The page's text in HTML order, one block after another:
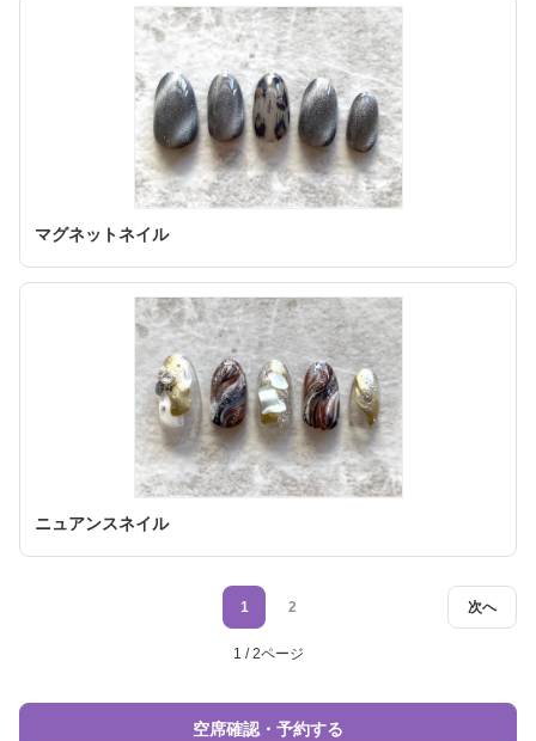
マグネットネイル
ニュアンスネイル
次へ
1 2
1 / 2ページ
空席確認・予約する